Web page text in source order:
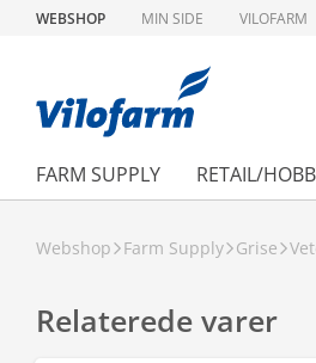
WEBSHOP MIN SIDE VILOFARM
FARM SUPPLY RETAIL/
Webshop Farm Supply Grise
Relaterede varer